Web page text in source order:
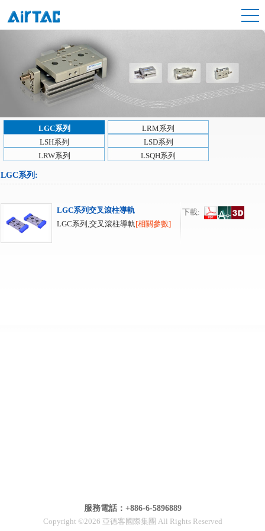
LGC系列
LRM系列
LSH系列
LSD系列
LRW系列
LSQH系列
LGC系列 :
LGC系列交叉滾柱導軌
LGC系列,交叉滾柱導軌 [相關參數]
下載:
服務電話：+886-6-5896889
Copyright ©2026 亞德客國際集團 All Rights Reserved